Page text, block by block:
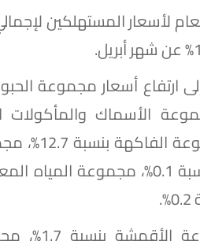
السكر والأغذية السكرية بنسبة